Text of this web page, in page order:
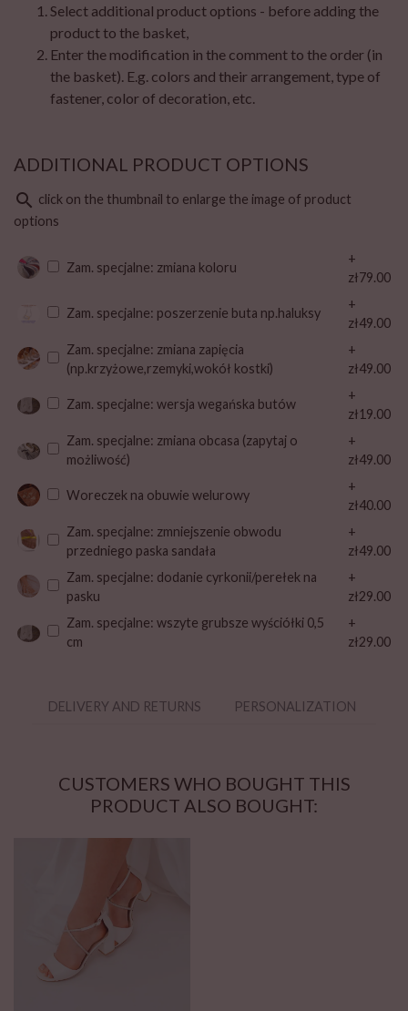
Select additional product options - before adding the
product to the basket,
Enter the modification in the comment to the order (in
the basket). E.g. colors and their arrangement, type of
fastener, color of decoration, etc.
ADDITIONAL PRODUCT OPTIONS
search click on the thumbnail to enlarge the image of product
options
Zam. specjalne: zmiana koloru
+
zł79.00
Zam. specjalne: poszerzenie buta np.haluksy
+
zł49.00
Zam. specjalne: zmiana zapięcia
(np.krzyżowe,rzemyki,wokół kostki)
+
zł49.00
Zam. specjalne: wersja wegańska butów
+
zł19.00
Zam. specjalne: zmiana obcasa (zapytaj o
możliwość)
+
zł49.00
Woreczek na obuwie welurowy
+
zł40.00
Zam. specjalne: zmniejszenie obwodu
przedniego paska sandała
+
zł49.00
Zam. specjalne: dodanie cyrkonii/perełek na
pasku
+
zł29.00
Zam. specjalne: wszyte grubsze wyściółki 0,5
cm
+
zł29.00
DELIVERY AND RETURNS PERSONALIZATION
CUSTOMERS WHO BOUGHT THIS
PRODUCT ALSO BOUGHT: